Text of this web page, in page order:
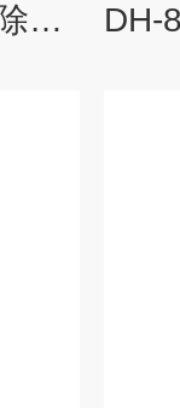
CH990B上海众有工业除湿机CH-990B